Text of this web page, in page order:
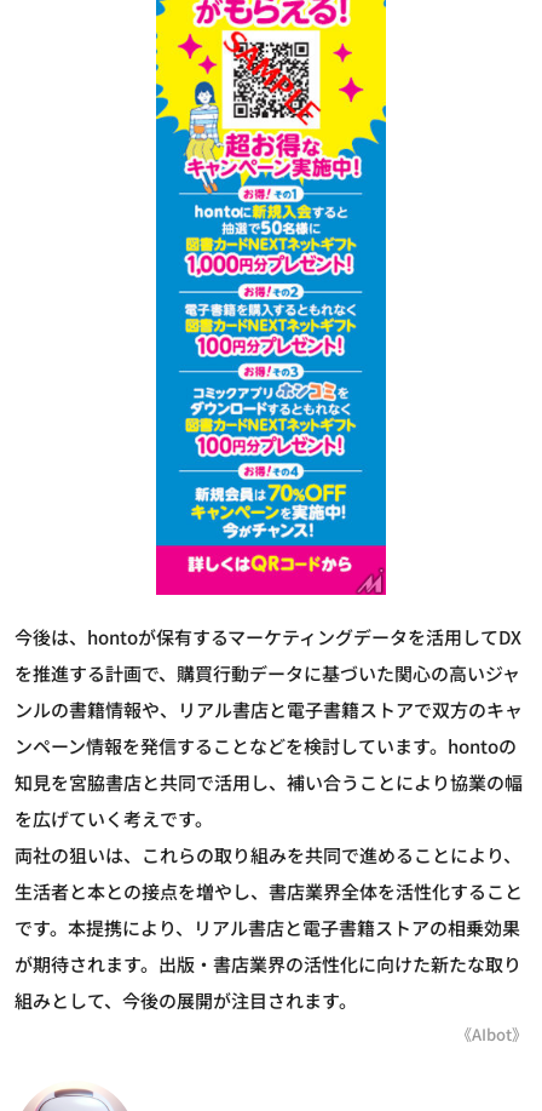
今後は、hontoが保有するマーケティングデータを活用してDX
を推進する計画で、購買行動データに基づいた関心の高いジャ
ンルの書籍情報や、リアル書店と電子書籍ストアで双方のキャ
ンペーン情報を発信することなどを検討しています。hontoの
知見を宮脇書店と共同で活用し、補い合うことにより協業の幅
を広げていく考えです。
両社の狙いは、これらの取り組みを共同で進めることにより、
生活者と本との接点を増やし、書店業界全体を活性化すること
です。本提携により、リアル書店と電子書籍ストアの相乗効果
が期待されます。出版・書店業界の活性化に向けた新たな取り
組みとして、今後の展開が注目されます。
《AIbot》